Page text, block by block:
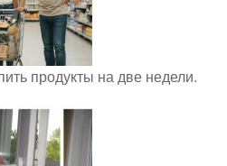
продукты на две недели.